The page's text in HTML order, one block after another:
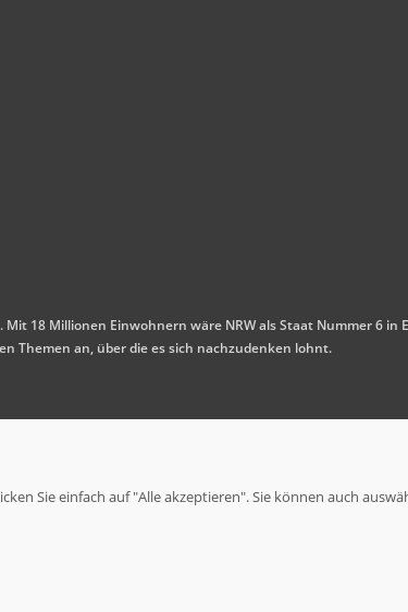
18 Millionen Einwohnern wäre NRW als Staat Nummer 6 in
Themen an, über die es sich nachzudenken lohnt.
Sie einfach auf "Alle akzeptieren". Sie können auch